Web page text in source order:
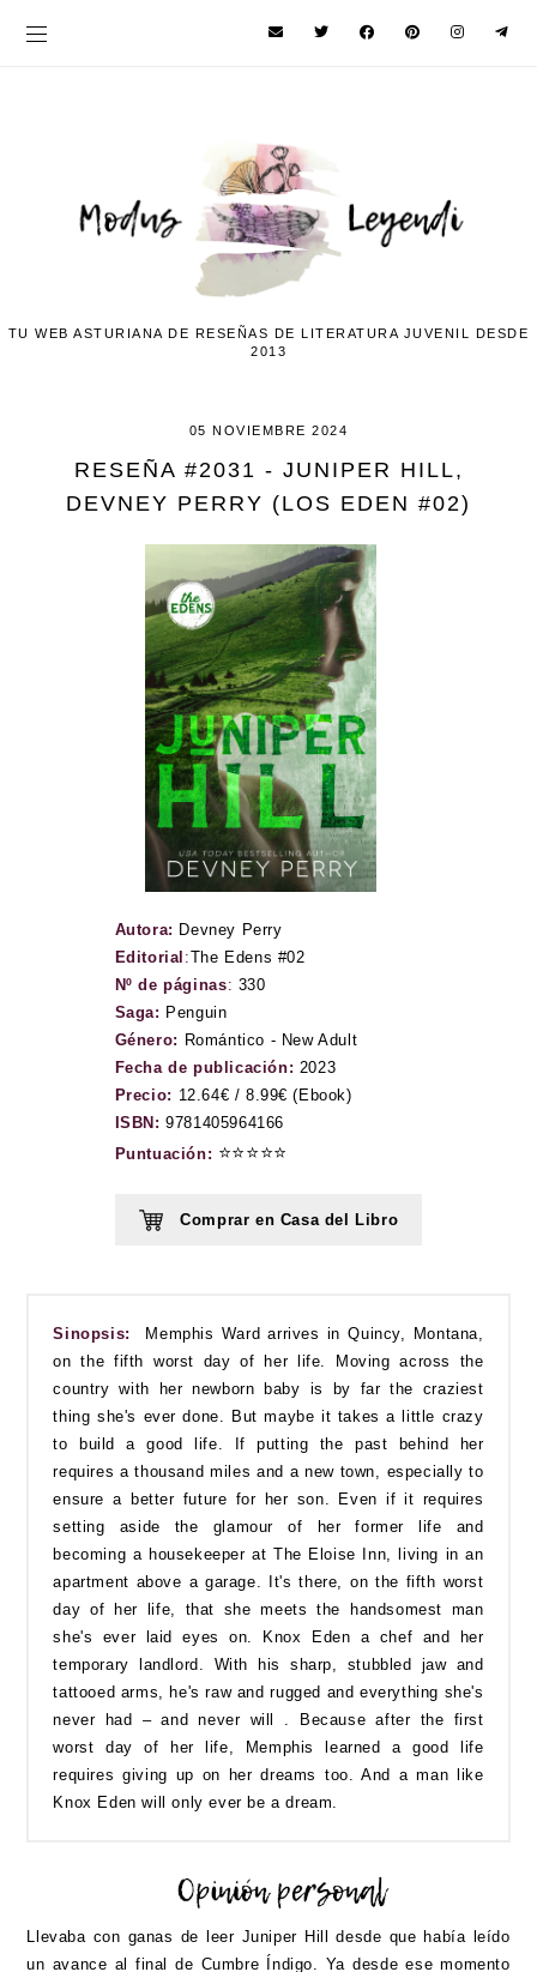
TU WEB ASTURIANA DE RESEÑAS DE LITERATURA JUVENIL DESDE
2013
05 NOVIEMBRE 2024
RESEÑA #2031 - JUNIPER HILL,
DEVNEY PERRY (LOS EDEN #02)
Autora: Devney Perry
Editorial :The Edens #02
Nº de páginas: 330
Saga: Penguin
Género: Romántico - New Adult
Fecha de publicación: 2023
Precio: 12.64€ / 8.99€ (Ebook)
ISBN: 9781405964166
Puntuación: ⭐⭐⭐⭐⭐
Comprar en Casa del Libro
Sinopsis:
Memphis Ward arrives in Quincy, Montana,
on the fifth worst day of her life. Moving across the
country with her newborn baby is by far the craziest
thing she's ever done. But maybe it takes a little crazy
to build a good life. If putting the past behind her
requires a thousand miles and a new town, especially to
ensure a better future for her son. Even if it requires
setting aside the glamour of her former life and
becoming a housekeeper at The Eloise Inn, living in an
apartment above a garage. It's there, on the fifth worst
day of her life, that she meets the handsomest man
she's ever laid eyes on. Knox Eden a chef and her
temporary landlord. With his sharp, stubbled jaw and
tattooed arms, he's raw and rugged and everything she's
never had – and never will . Because after the first
worst day of her life, Memphis learned a good life
requires giving up on her dreams too. And a man like
Knox Eden will only ever be a dream.
Llevaba con ganas de leer Juniper Hill desde que había leído
un avance al final de Cumbre Índigo. Ya desde ese momento